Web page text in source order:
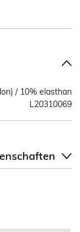
/ 10% elasthan
L20310069